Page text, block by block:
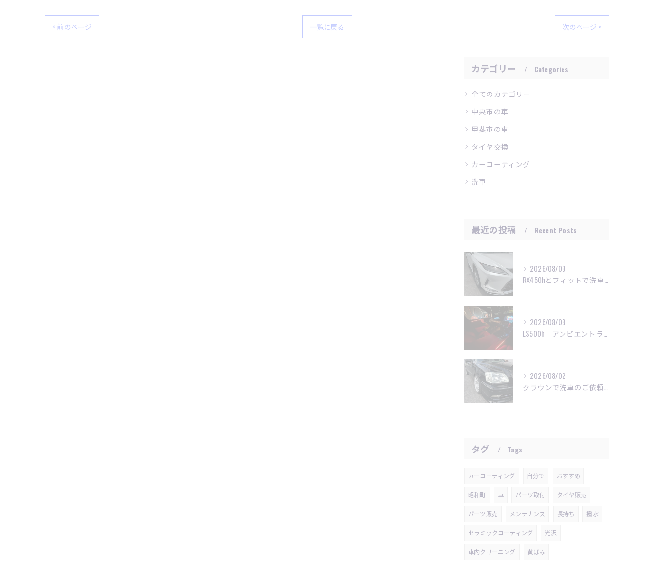
< 前のページ 一覧に戻る 次のページ >
カテゴリー Categories
全てのカテゴリー
中央市の車
甲斐市の車
タイヤ交換
カーコーティング
洗車
最近の投稿 Recent Posts
2026/08/09
2026/08/08
2026/08/02
タグ Tags
カーコーティング 自分で おすすめ
昭和町 車 パーツ取付 タイヤ販売
パーツ販売 メンテナンス 長持ち 撥水
セラミックコーティング 光沢
車内クリーニング 黄ばみ